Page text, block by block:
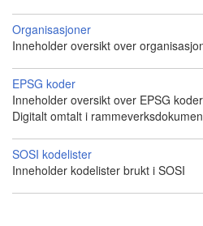
Organisasjoner
Inneholder oversikt over
EPSG koder
Inneholder oversikt over EPSG
Digitalt omtalt i
SOSI kodelister
Inneholder kodelister brukt i SOSI